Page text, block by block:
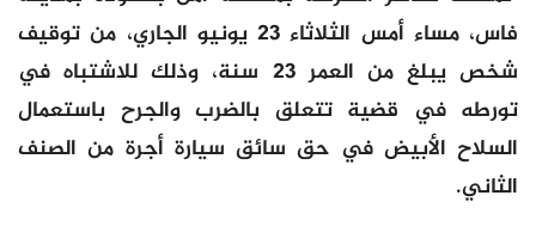
فاس، مساء أمس الثلاثاء 23 يونيو الجاري، من توقيف
شخص يبلغ من العمر 23 سنة، وذلك للاشتباه في
تورطه في قضية تتعلق بالضرب والجرح باستعمال
السلاح الأبيض في حق سائق سيارة أجرة من الصنف
الثاني.